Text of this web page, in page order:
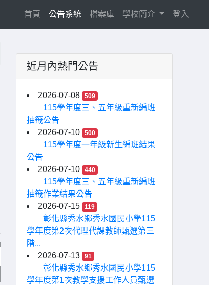
首頁 (current)
公告系統 檔案庫 學校簡介 登入
近月內熱門公告
2026-07-08 509
115學年度三、五年級重新編班
抽籤公告
2026-07-10
500
115學年度一年級新生編班結果
公告
2026-07-10
440
115學年度三、五年級重新編班
抽籤作業結果公告
2026-07-15
119
彰化縣秀水鄉秀水國民小學115
學年度第2次代理代課教師甄選第三
階...
2026-07-13
91
彰化縣秀水鄉秀水國民小學115
學年度第1次教學支援工作人員甄選